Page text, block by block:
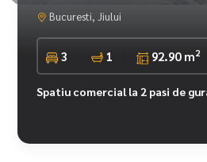
Bucuresti, Jiului
3 1 92.90 m2
Spatiu comercial la 2 pasi de